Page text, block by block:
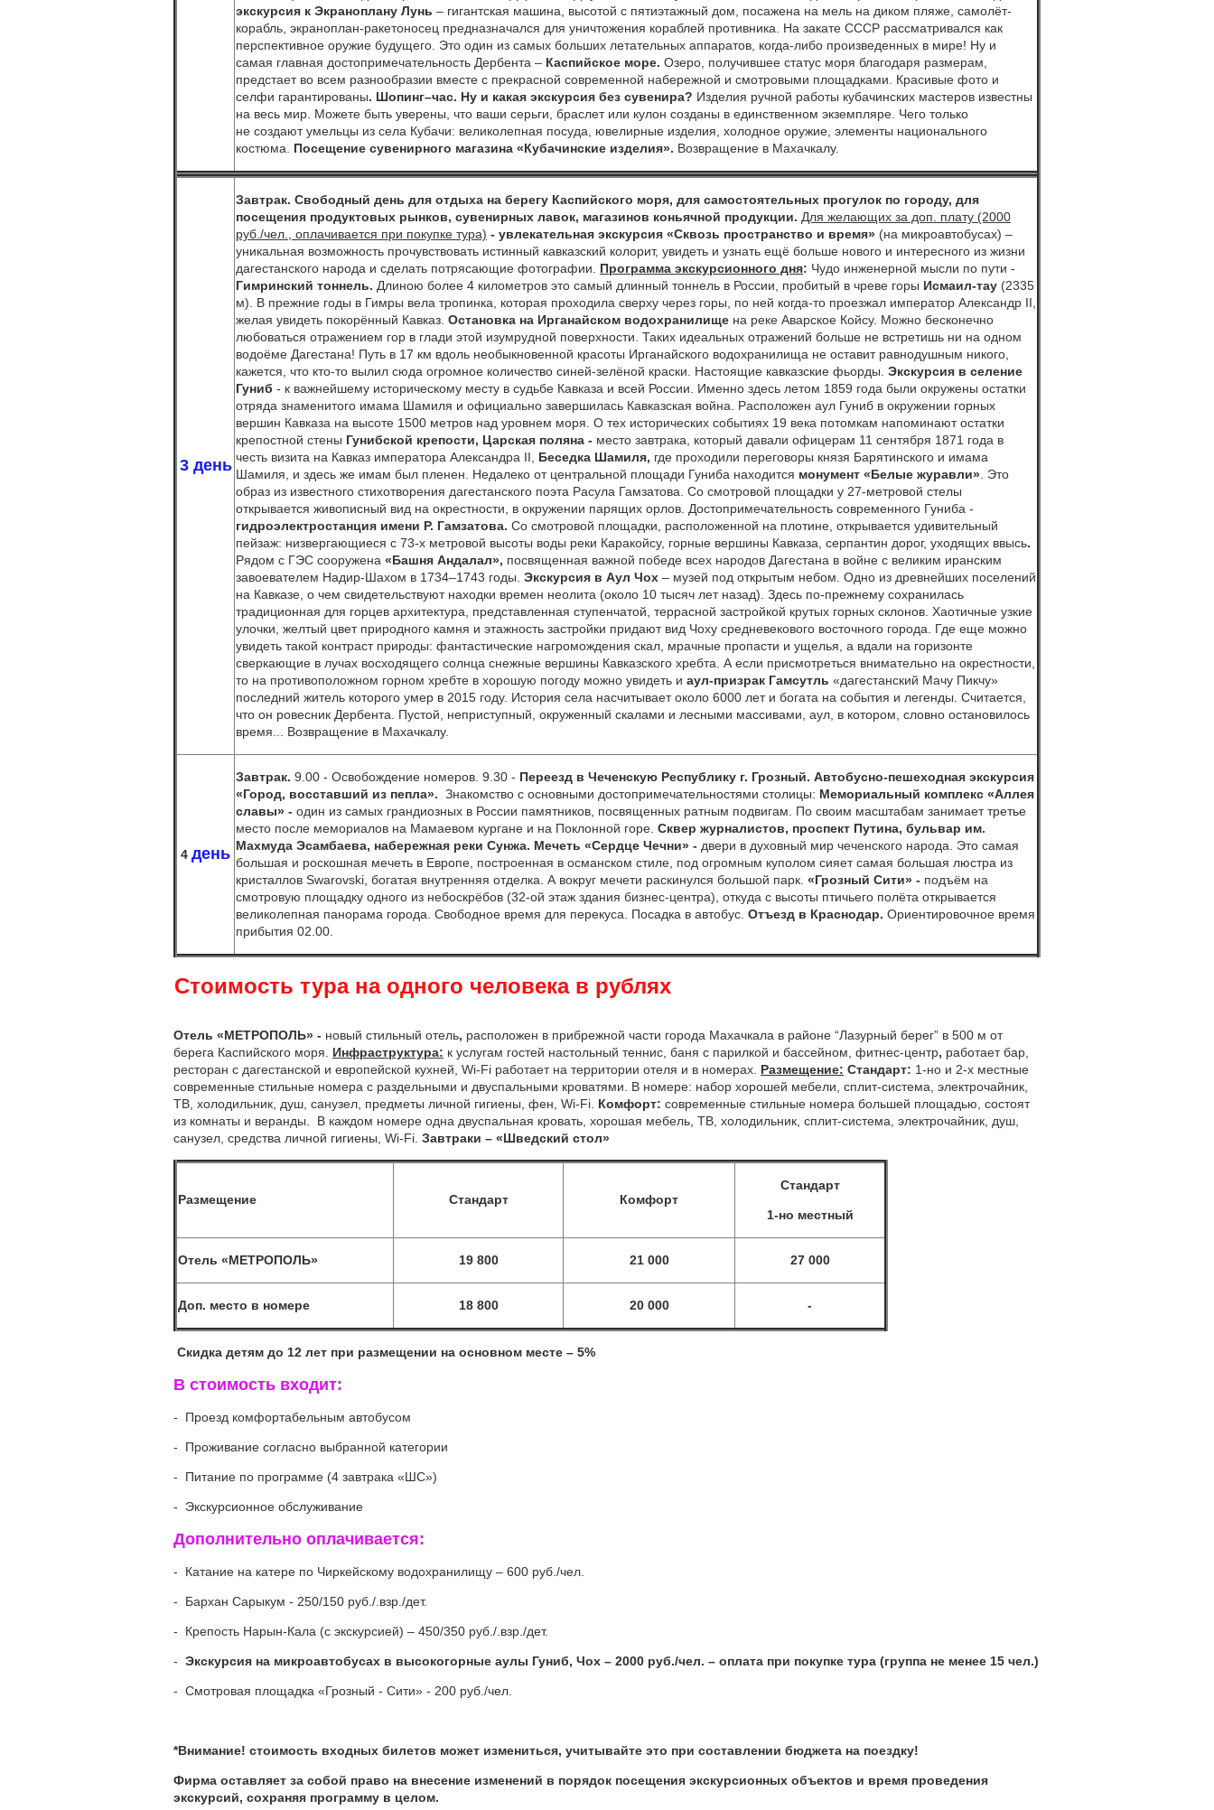
экскурсия к Экраноплану Лунь – гигантская машина, высотой с пятиэтажный дом, посажена на мель на диком пляже, самолёт-
корабль, экраноплан-ракетоносец предназначался для уничтожения кораблей противника. На закате СССР рассматривался как
перспективное оружие будущего. Это один из самых больших летательных аппаратов, когда-либо произведенных в мире! Ну и
самая главная достопримечательность Дербента – Каспийское море. Озеро, получившее статус моря благодаря размерам,
предстает во всем разнообразии вместе с прекрасной современной набережной и смотровыми площадками. Красивые фото и
селфи гарантированы. Шопинг–час. Ну и какая экскурсия без сувенира? Изделия ручной работы кубачинских мастеров известны
на весь мир. Можете быть уверены, что ваши серьги, браслет или кулон созданы в единственном экземпляре. Чего только
не создают умельцы из села Кубачи: великолепная посуда, ювелирные изделия, холодное оружие, элементы национального
костюма. Посещение сувенирного магазина «Кубачинские изделия». Возвращение в Махачкалу.
3 день
Завтрак. Свободный день для отдыха на берегу Каспийского моря, для самостоятельных прогулок по городу, для
посещения продуктовых рынков, сувенирных лавок, магазинов коньячной продукции. Для желающих за доп. плату (2000
руб./чел., оплачивается при покупке тура) - увлекательная экскурсия «Сквозь пространство и время» (на микроавтобусах) –
уникальная возможность прочувствовать истинный кавказский колорит, увидеть и узнать ещё больше нового и интересного из жизни
дагестанского народа и сделать потрясающие фотографии. Программа экскурсионного дня: Чудо инженерной мысли по пути -
Гимринский тоннель. Длиною более 4 километров это самый длинный тоннель в России, пробитый в чреве горы Исмаил-тау (2335
м). В прежние годы в Гимры вела тропинка, которая проходила сверху через горы, по ней когда-то проезжал император Александр II,
желая увидеть покорённый Кавказ. Остановка на Ирганайском водохранилище на реке Аварское Койсу. Можно бесконечно
любоваться отражением гор в глади этой изумрудной поверхности. Таких идеальных отражений больше не встретишь ни на одном
водоёме Дагестана! Путь в 17 км вдоль необыкновенной красоты Ирганайского водохранилища не оставит равнодушным никого,
кажется, что кто-то вылил сюда огромное количество синей-зелёной краски. Настоящие кавказские фьорды. Экскурсия в селение
Гуниб - к важнейшему историческому месту в судьбе Кавказа и всей России. Именно здесь летом 1859 года были окружены остатки
отряда знаменитого имама Шамиля и официально завершилась Кавказская война. Расположен аул Гуниб в окружении горных
вершин Кавказа на высоте 1500 метров над уровнем моря. О тех исторических событиях 19 века потомкам напоминают остатки
крепостной стены Гунибской крепости, Царская поляна - место завтрака, который давали офицерам 11 сентября 1871 года в
честь визита на Кавказ императора Александра II, Беседка Шамиля, где проходили переговоры князя Барятинского и имама
Шамиля, и здесь же имам был пленен. Недалеко от центральной площади Гуниба находится монумент «Белые журавли» . Это
образ из известного стихотворения дагестанского поэта Расула Гамзатова. Со смотровой площадки у 27-метровой стелы
открывается живописный вид на окрестности, в окружении парящих орлов. Достопримечательность современного Гуниба -
гидроэлектростанция имени Р. Гамзатова. Со смотровой площадки, расположенной на плотине, открывается удивительный
пейзаж: низвергающиеся с 73-х метровой высоты воды реки Каракойсу, горные вершины Кавказа, серпантин дорог, уходящих ввысь.
Рядом с ГЭС сооружена «Башня Андалал», посвященная важной победе всех народов Дагестана в войне с великим иранским
завоевателем Надир-Шахом в 1734–1743 годы. Экскурсия в Аул Чох – музей под открытым небом. Одно из древнейших поселений
на Кавказе, о чем свидетельствуют находки времен неолита (около 10 тысяч лет назад). Здесь по-прежнему сохранилась
традиционная для горцев архитектура, представленная ступенчатой, террасной застройкой крутых горных склонов. Хаотичные узкие
улочки, желтый цвет природного камня и этажность застройки придают вид Чоху средневекового восточного города. Где еще можно
увидеть такой контраст природы: фантастические нагромождения скал, мрачные пропасти и ущелья, а вдали на горизонте
сверкающие в лучах восходящего солнца снежные вершины Кавказского хребта. А если присмотреться внимательно на окрестности,
то на противоположном горном хребте в хорошую погоду можно увидеть и аул-призрак Гамсутль «дагестанский Мачу Пикчу»
последний житель которого умер в 2015 году. История села насчитывает около 6000 лет и богата на события и легенды. Считается,
что он ровесник Дербента. Пустой, неприступный, окруженный скалами и лесными массивами, аул, в котором, словно остановилось
время... Возвращение в Махачкалу.
4 день
Завтрак. 9.00 - Освобождение номеров. 9.30 - Переезд в Чеченскую Республику г. Грозный. Автобусно-пешеходная экскурсия
«Город, восставший из пепла». Знакомство с основными достопримечательностями столицы: Мемориальный комплекс «Аллея
славы» - один из самых грандиозных в России памятников, посвященных ратным подвигам. По своим масштабам занимает третье
место после мемориалов на Мамаевом кургане и на Поклонной горе. Сквер журналистов, проспект Путина, бульвар им.
Махмуда Эсамбаева, набережная реки Сунжа. Мечеть «Сердце Чечни» - двери в духовный мир чеченского народа.
Это самая
большая и роскошная мечеть в Европе, построенная в османском стиле, под огромным куполом сияет самая большая люстра из
кристаллов Swarovski, богатая внутренняя отделка. А вокруг мечети раскинулся большой парк. «Грозный Сити» - подъём на
смотровую площадку одного из небоскрёбов (32-ой этаж здания бизнес-центра), откуда с высоты птичьего полёта открывается
великолепная панорама города. Свободное время для перекуса. Посадка в автобус. Отъезд в Краснодар. Ориентировочное время
прибытия 02.00.
Стоимость тура на одного человека в рублях
Отель «МЕТРОПОЛЬ» - новый стильный отель, расположен в прибрежной части города Махачкала в районе “Лазурный берег” в 500 м от
берега Каспийского моря.
Инфраструктура: к услугам гостей настольный теннис, баня с парилкой и бассейном, фитнес-центр, работает бар,
ресторан с дагестанской и европейской кухней, Wi-Fi работает на территории отеля и в номерах. Размещение: Стандарт: 1-но и 2-х местные
современные стильные номера с раздельными и двуспальными кроватями. В номере: набор хорошей мебели, сплит-система, электрочайник,
ТВ, холодильник, душ, санузел, предметы личной гигиены, фен, Wi-Fi. Комфорт: современные стильные номера большей площадью, состоят
из комнаты и веранды.
В каждом номере одна двуспальная кровать, хорошая мебель, ТВ, холодильник, сплит-система, электрочайник, душ,
санузел, средства личной гигиены, Wi-Fi. Завтраки – «Шведский стол»
Размещение Стандарт Комфорт
Стандарт
1-но местный
Отель «МЕТРОПОЛЬ» 19 800 21 000 27 000
Доп. место в номере 18 800 20 000 -
Скидка детям до 12 лет при размещении на основном месте – 5%
В стоимость входит:
- Проезд комфортабельным автобусом
- Проживание согласно выбранной категории
- Питание по программе (4 завтрака «ШС»)
- Экскурсионное обслуживание
Дополнительно оплачивается:
- Катание на катере по Чиркейскому водохранилищу – 600 руб./чел.
- Бархан Сарыкум - 250/150 руб./.взр./дет.
- Крепость Нарын-Кала (с экскурсией) – 450/350 руб./.взр./дет.
- Экскурсия на микроавтобусах в высокогорные аулы Гуниб, Чох – 2000 руб./чел. – оплата при покупке тура (группа не менее 15 чел.)
- Смотровая площадка «Грозный - Сити» - 200 руб./чел.
*Внимание! стоимость входных билетов может измениться, учитывайте это при составлении бюджета на поездку!
Фирма оставляет за собой право на внесение изменений в порядок посещения экскурсионных объектов и время проведения
экскурсий, сохраняя программу в целом.